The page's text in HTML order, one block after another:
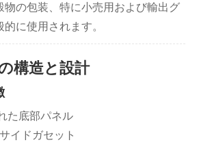
物の包装、特に小売用および輸出グ
に使用されます。
構造と設計
た底部パネル
イドガセット